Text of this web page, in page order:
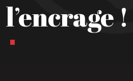
l’encrage !